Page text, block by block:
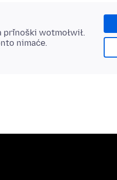
přinoški wotmołwił.
nimaće.